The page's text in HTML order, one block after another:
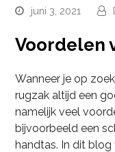
juni 3, 2021
Voordelen
Wanneer je op
rugzak altijd een
namelijk veel
bijvoorbeeld een
handtas. In dit